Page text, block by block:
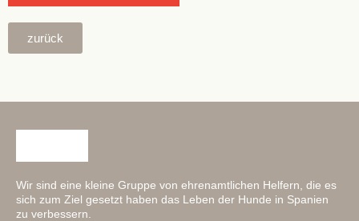
zurück
Wir sind eine kleine Gruppe von ehrenamtlichen Helfern, die es
sich zum Ziel gesetzt haben das Leben der Hunde in Spanien
zu verbessern.